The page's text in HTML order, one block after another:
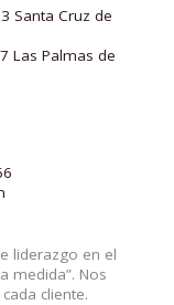
Santa Cruz de
Las Palmas de
liderazgo en el
medida”. Nos
cliente.